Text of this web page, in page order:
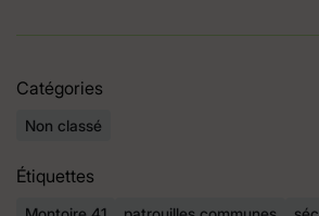
Catégories
Non classé
Étiquettes